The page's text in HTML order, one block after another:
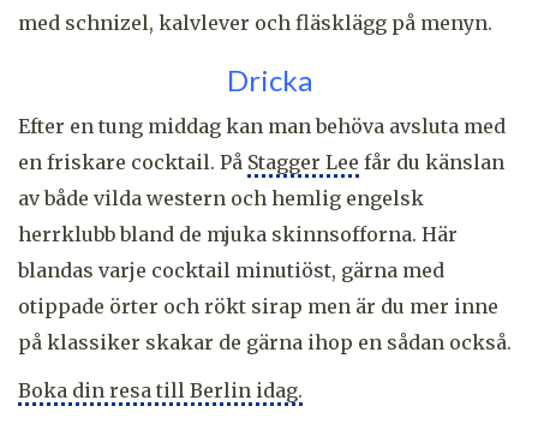
med schnizel, kalvlever och fläsklägg på menyn.
Dricka
Efter en tung middag kan man behöva avsluta med
en friskare cocktail. På Stagger Lee får du känslan
av både vilda western och hemlig engelsk
herrklubb bland de mjuka skinnsofforna. Här
blandas varje cocktail minutiöst, gärna med
otippade örter och rökt sirap men är du mer inne
på klassiker skakar de gärna ihop en sådan också.
Boka din resa till Berlin idag.